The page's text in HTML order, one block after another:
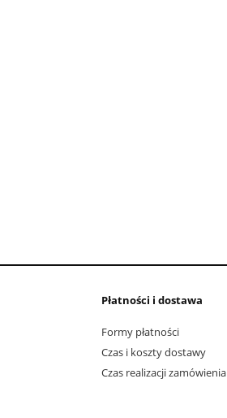
Płatności i dostawa
Formy płatności
Czas i koszty dostawy
Czas realizacji zamówienia